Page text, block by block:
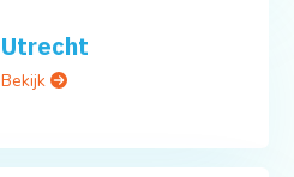
Utrecht
Bekijk